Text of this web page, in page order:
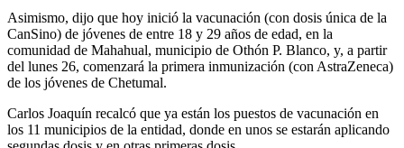
Asimismo, dijo que hoy inició la vacunación (con dosis única de la
CanSino) de jóvenes de entre 18 y 29 años de edad, en la
comunidad de Mahahual, municipio de Othón P. Blanco, y, a partir
del lunes 26, comenzará la primera inmunización (con AstraZeneca)
de los jóvenes de Chetumal.
Carlos Joaquín recalcó que ya están los puestos de vacunación en
los 11 municipios de la entidad, donde en unos se estarán aplicando